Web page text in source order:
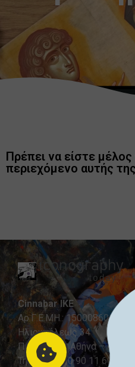
Πρέπει να είστε μέλος
περιεχόμενο αυτής
Cinnabar IKE
Αρ.Γ.Ε.ΜΗ.: 150008601000
Ηλιουπόλεως 34
Παγκράτι – Αθήνα – 116 31
Τηλ.: +30 210 90 11 600